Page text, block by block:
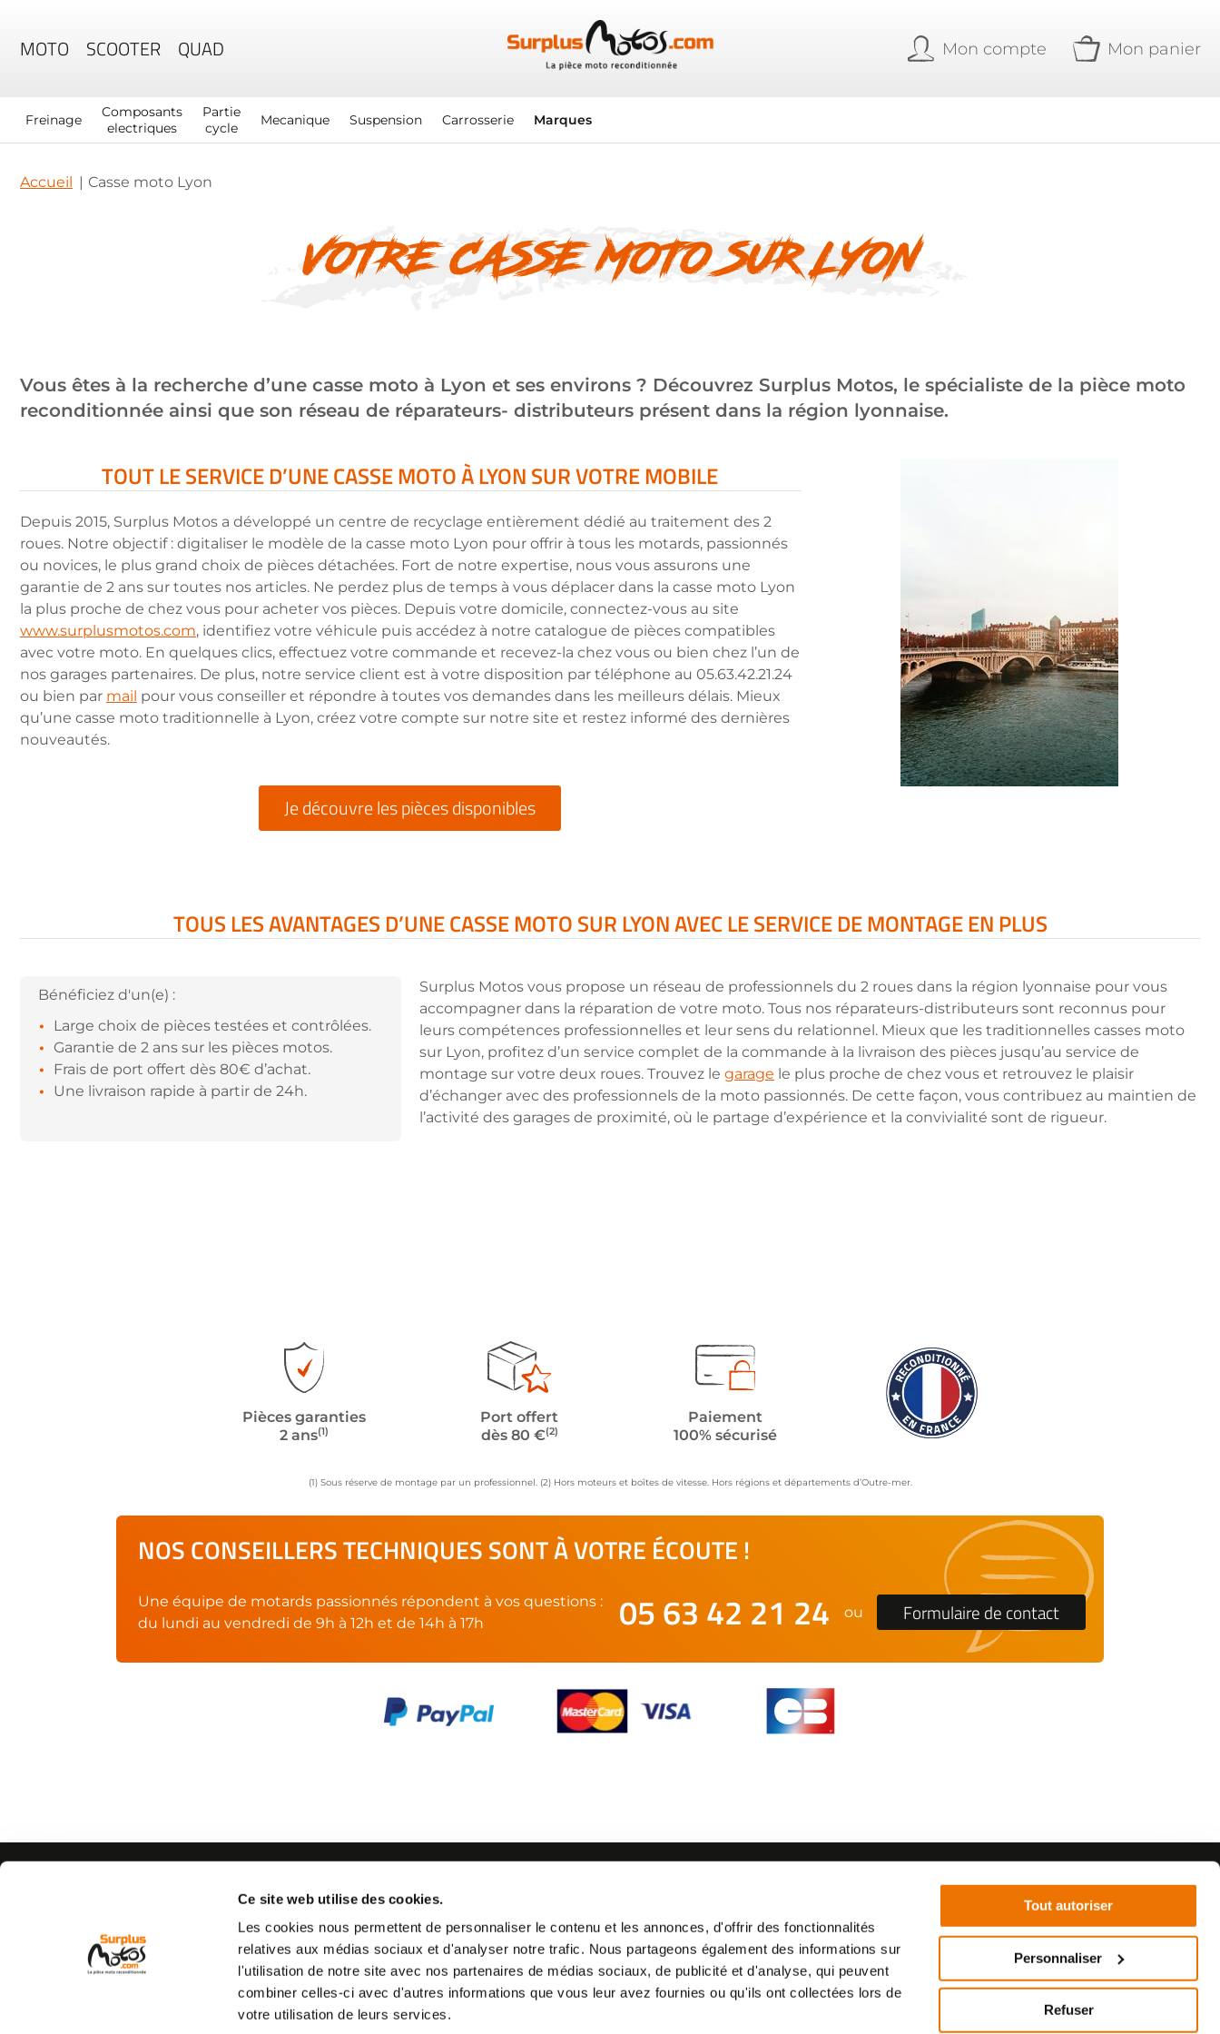
Ce site web utilise des cookies.
Les cookies nous permettent de personnaliser le contenu et les annonces, d'offrir des fonctionnalités
relatives aux médias sociaux et d'analyser notre trafic. Nous partageons également des informations sur
l'utilisation de notre site avec nos partenaires de médias sociaux, de publicité et d'analyse, qui peuvent
combiner celles-ci avec d'autres informations que vous leur avez fournies ou qu'ils ont collectées lors de
votre utilisation de leurs services.
Tout autoriser
Personnaliser
Refuser
MOTO SCOOTER QUAD Mon compte Mon panier
Freinage
Composants
electriques
Partie
cycle
Mecanique Suspension Carrosserie Marques
Accueil Casse moto Lyon
VOTRE CASSE MOTO SUR LYON
Vous êtes à la recherche d’une casse moto à Lyon et ses environs ? Découvrez Surplus Motos, le spécialiste de la pièce moto
reconditionnée ainsi que son réseau de réparateurs- distributeurs présent dans la région lyonnaise.
TOUT LE SERVICE D’UNE CASSE MOTO À LYON SUR VOTRE MOBILE
Depuis 2015, Surplus Motos a développé un centre de recyclage entièrement dédié au traitement des 2
roues. Notre objectif : digitaliser le modèle de la casse moto Lyon pour offrir à tous les motards, passionnés
ou novices, le plus grand choix de pièces détachées. Fort de notre expertise, nous vous assurons une
garantie de 2 ans sur toutes nos articles. Ne perdez plus de temps à vous déplacer dans la casse moto Lyon
la plus proche de chez vous pour acheter vos pièces. Depuis votre domicile, connectez-vous au site
www.surplusmotos.com, identifiez votre véhicule puis accédez à notre catalogue de pièces compatibles
avec votre moto. En quelques clics, effectuez votre commande et recevez-la chez vous ou bien chez l’un de
nos garages partenaires. De plus, notre service client est à votre disposition par téléphone au 05.63.42.21.24
ou bien par mail pour vous conseiller et répondre à toutes vos demandes dans les meilleurs délais. Mieux
qu’une casse moto traditionnelle à Lyon, créez votre compte sur notre site et restez informé des dernières
nouveautés.
Je découvre les pièces disponibles
TOUS LES AVANTAGES D’UNE CASSE MOTO SUR LYON AVEC LE SERVICE DE MONTAGE EN PLUS
Bénéficiez d'un(e) :
Large choix de pièces testées et contrôlées.
Garantie de 2 ans sur les pièces motos.
Frais de port offert dès 80€ d’achat.
Une livraison rapide à partir de 24h.
Surplus Motos vous propose un réseau de professionnels du 2 roues dans la région lyonnaise pour vous
accompagner dans la réparation de votre moto. Tous nos réparateurs-distributeurs sont reconnus pour
leurs compétences professionnelles et leur sens du relationnel. Mieux que les traditionnelles casses moto
sur Lyon, profitez d’un service complet de la commande à la livraison des pièces jusqu’au service de
montage sur votre deux roues. Trouvez le garage le plus proche de chez vous et retrouvez le plaisir
d’échanger avec des professionnels de la moto passionnés. De cette façon, vous contribuez au maintien de
l’activité des garages de proximité, où le partage d’expérience et la convivialité sont de rigueur.
Pièces garanties
2 ans(1)
Port offert
dès 80 €(2)
Paiement
100% sécurisé
(1) Sous réserve de montage par un professionnel. (2) Hors moteurs et boîtes de vitesse. Hors régions et départements d’Outre-mer.
NOS CONSEILLERS TECHNIQUES SONT À VOTRE ÉCOUTE !
Une équipe de motards passionnés répondent à vos questions :
du lundi au vendredi de 9h à 12h et de 14h à 17h
05 63 42 21 24 ou Formulaire de contact
AIDE
Qui sommes nous
CONTACTEZ-NOUS
Par e-mail :Cliquez ici
Par téléphone :
05 63 42 21 24
(coût d'un appel local)
SUIVEZ-NOUS
©2021 - SurplusMotos - Réalisation : datasolution.fr